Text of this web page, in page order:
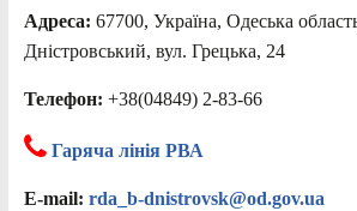
Адреса: 67700, Україна, Одеська
Дністровський, вул. Грецька, 24
Телефон: +38(04849) 2-83-66
Гаряча лінія РВА
E-mail: rda_b-dnistrovsk@od.gov.ua